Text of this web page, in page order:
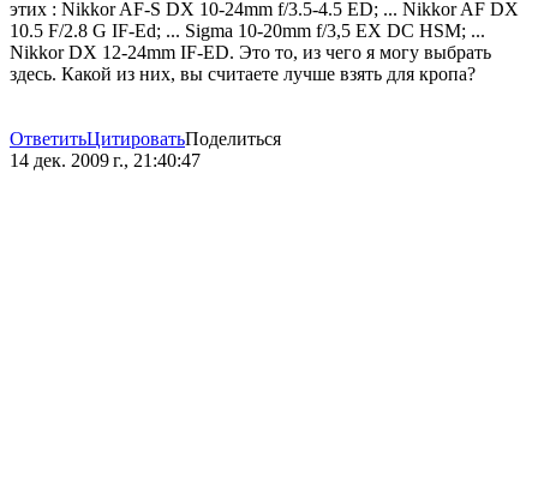
этих : Nikkor AF-S DX 10-24mm f/3.5-4.5 ED; ... Nikkor AF DX
10.5 F/2.8 G IF-Ed; ... Sigma 10-20mm f/3,5 EX DC HSM; ...
Nikkor DX 12-24mm IF-ED. Это то, из чего я могу выбрать
здесь. Какой из них, вы считаете лучше взять для кропа?
ОтветитьЦитироватьПоделиться
14 дек. 2009 г., 21:40:47